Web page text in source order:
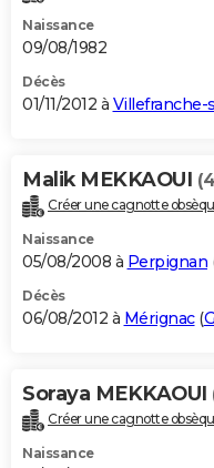
Naissance
09/08/1982
Décès
01/11/2012 à Villefranche-
Malik MEKKAOUI
Créer une cagnotte
Naissance
05/08/2008 à Perpignan
Décès
06/08/2012 à Mérignac(
Soraya MEKKAOUI
Créer une cagnotte
Naissance